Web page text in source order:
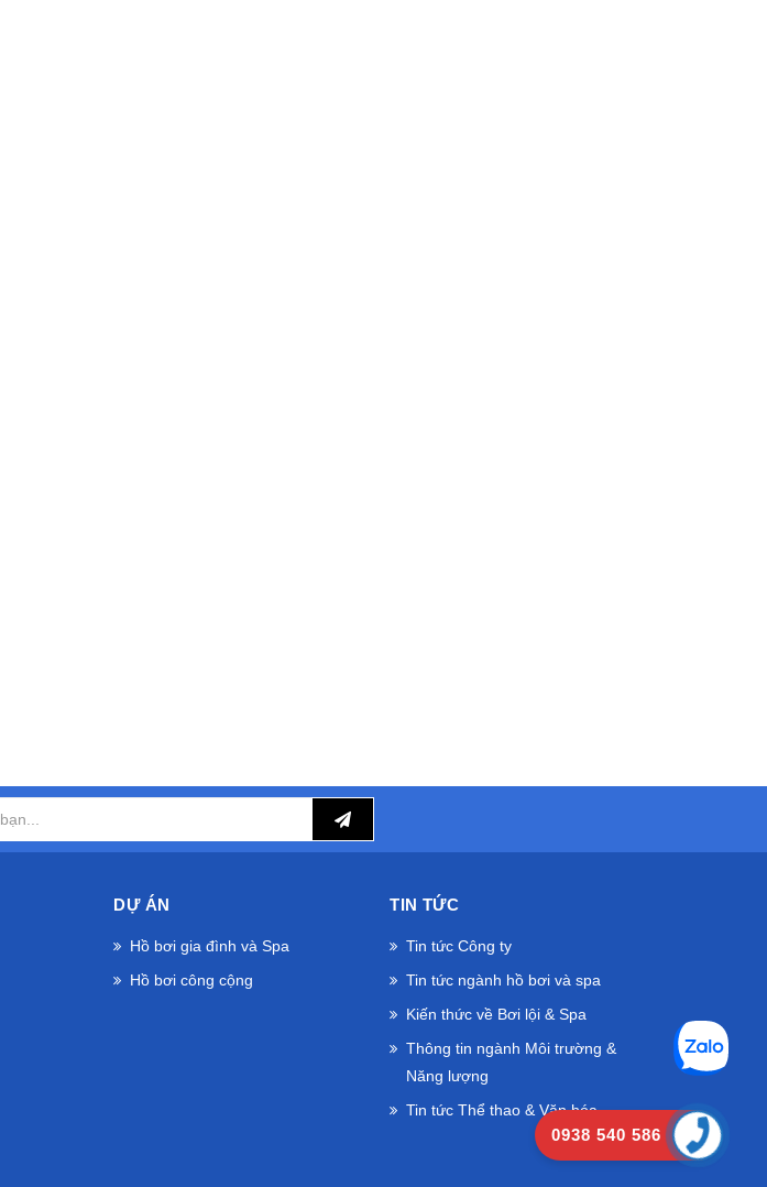
DỰ ÁN
Hồ bơi gia đình và Spa
Hồ bơi công cộng
TIN TỨC
Tin tức Công ty
Tin tức ngành hồ bơi và spa
Kiến thức về Bơi lội & Spa
Thông tin ngành Môi trường &
Năng lượng
Tin tức Thể thao & Văn hóa
0938 540 586